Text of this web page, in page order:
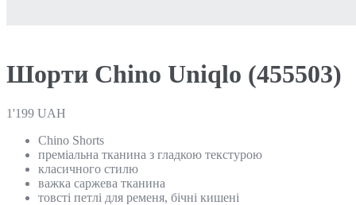
Шорти Chino Uniqlo (455503)
1'199 UAH
Chino Shorts
преміальна тканина з гладкою текстурою
класичного стилю
важка саржева тканина
товсті петлі для ременя, бічні кишені